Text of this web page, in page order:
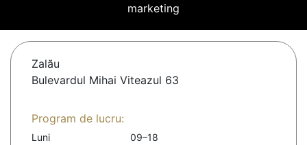
marketing
Zalău
Bulevardul Mihai Viteazul 63
Program de lucru:
Luni
09–18